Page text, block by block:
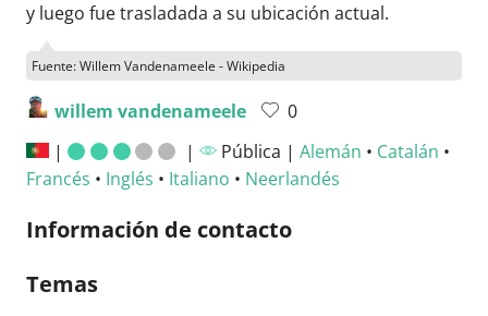
y luego fue trasladada a su ubicación actual.
Fuente: Willem Vandenameele - Wikipedia
willem vandenameele
0
|
| Pública | Alemán • Catalán •
Francés • Inglés • Italiano • Neerlandés
Información de contacto
Temas